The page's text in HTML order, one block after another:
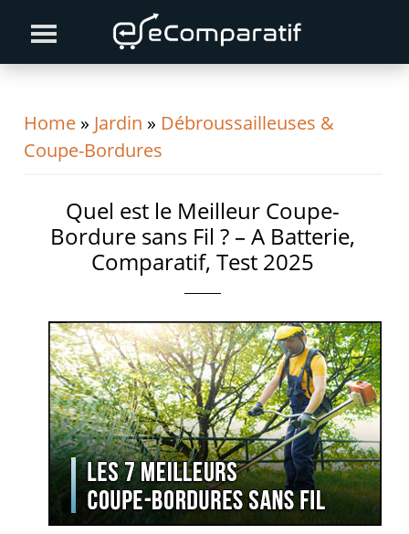
primary
content
primary
Home » Jardin » Débroussailleuses &
Coupe-Bordures
Quel est le Meilleur Coupe-
Bordure sans Fil ? – A Batterie,
Comparatif, Test 2025